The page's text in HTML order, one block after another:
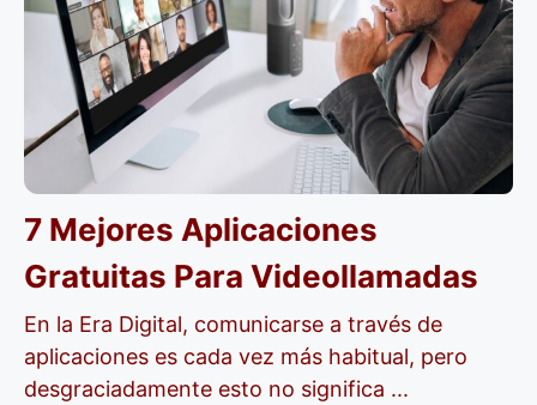
7 Mejores Aplicaciones
Gratuitas Para Videollamadas
En la Era Digital, comunicarse a través de
aplicaciones es cada vez más habitual, pero
desgraciadamente esto no significa ...